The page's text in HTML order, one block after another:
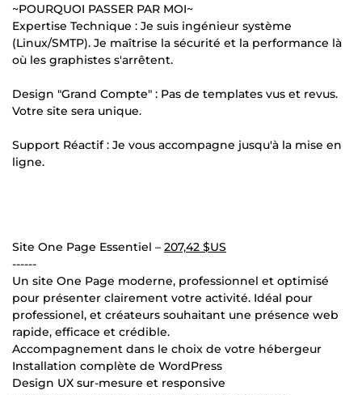
~POURQUOI PASSER PAR MOI~
Expertise Technique : Je suis ingénieur système
(Linux/SMTP). Je maîtrise la sécurité et la performance là
où les graphistes s'arrêtent.
Design "Grand Compte" : Pas de templates vus et revus.
Votre site sera unique.
Support Réactif : Je vous accompagne jusqu'à la mise en
ligne.
Site One Page Essentiel – 207,42 $US
------
Un site One Page moderne, professionnel et optimisé
pour présenter clairement votre activité. Idéal pour
professionel, et créateurs souhaitant une présence web
rapide, efficace et crédible.
Accompagnement dans le choix de votre hébergeur
Installation complète de WordPress
Design UX sur-mesure et responsive